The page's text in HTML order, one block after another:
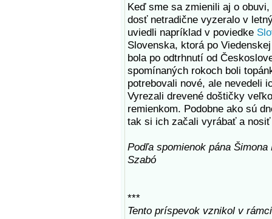
Keď sme sa zmienili aj o
dosť netradične vyzeralo v
uviedli napríklad v poviedke
Slovenska, ktorá po
bola po odtrhnutí od
spomínaných rokoch boli
potrebovali nové, ale nevedeli
Vyrezali drevené doštičky
remienkom. Podobne ako sú
tak si ich začali vyrábať a
Podľa spomienok pána
Szabó
***
Tento príspevok vznikol v